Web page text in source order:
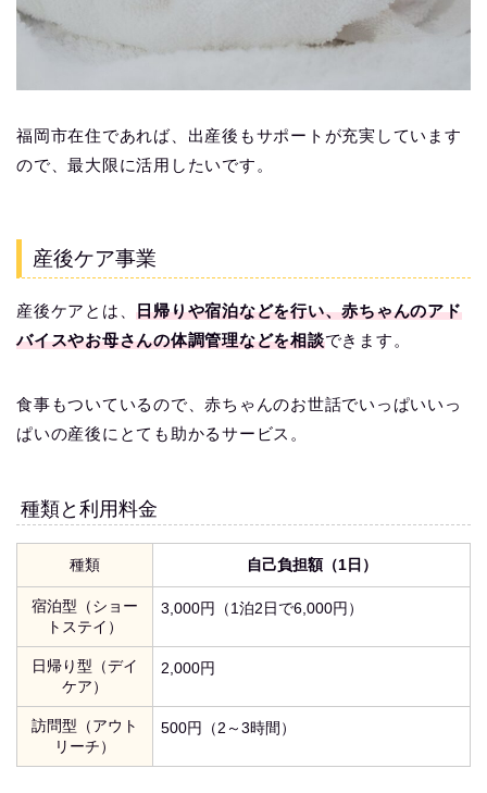
福岡市在住であれば、出産後もサポートが充実しています
ので、最大限に活用したいです。
産後ケア事業
産後ケアとは、日帰りや宿泊などを行い、赤ちゃんのアド
バイスやお母さんの体調管理などを相談できます。
食事もついているので、赤ちゃんのお世話でいっぱいいっ
ぱいの産後にとても助かるサービス。
種類と利用料金
種類 自己負担額（1日）
宿泊型（ショー
トステイ）
3,000円（1泊2日で6,000円）
日帰り型（デイ
ケア）
2,000円
訪問型（アウト
リーチ）
500円（2～3時間）